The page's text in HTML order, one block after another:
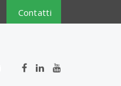
Contatti